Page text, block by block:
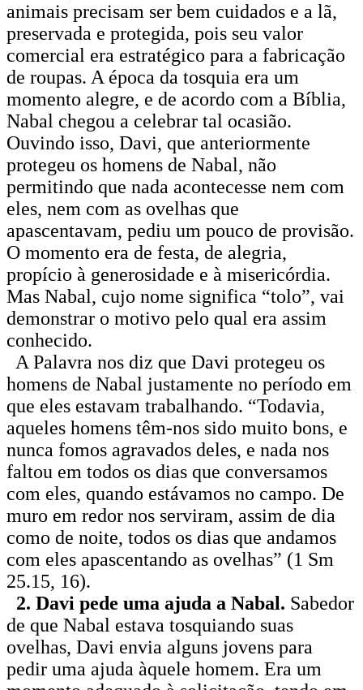
animais precisam ser bem cuidados e a lã,
preservada e protegida, pois seu valor
comercial era estratégico para a fabricação
de roupas. A época da tosquia era um
momento alegre, e de acordo com a Bíblia,
Nabal chegou a celebrar tal ocasião.
Ouvindo isso, Davi, que anteriormente
protegeu os homens de Nabal, não
permitindo que nada acontecesse nem com
eles, nem com as ovelhas que
apascentavam, pediu um pouco de provisão.
O momento era de festa, de alegria,
propício à generosidade e à misericórdia.
Mas Nabal, cujo nome significa “tolo”, vai
demonstrar o motivo pelo qual era assim
conhecido.
A Palavra nos diz que Davi protegeu os
homens de Nabal justamente no período em
que eles estavam trabalhando. “Todavia,
aqueles homens têm-nos sido muito bons, e
nunca fomos agravados deles, e nada nos
faltou em todos os dias que conversamos
com eles, quando estávamos no campo. De
muro em redor nos serviram, assim de dia
como de noite, todos os dias que andamos
com eles apascentando as ovelhas” (1 Sm
25.15, 16).
2. Davi pede uma ajuda a Nabal. Sabedor
de que Nabal estava tosquiando suas
ovelhas, Davi envia alguns jovens para
pedir uma ajuda àquele homem. Era um